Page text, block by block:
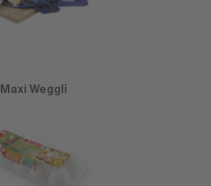
Maxi Weggli